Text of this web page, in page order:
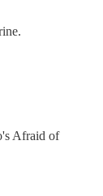
Afraid of